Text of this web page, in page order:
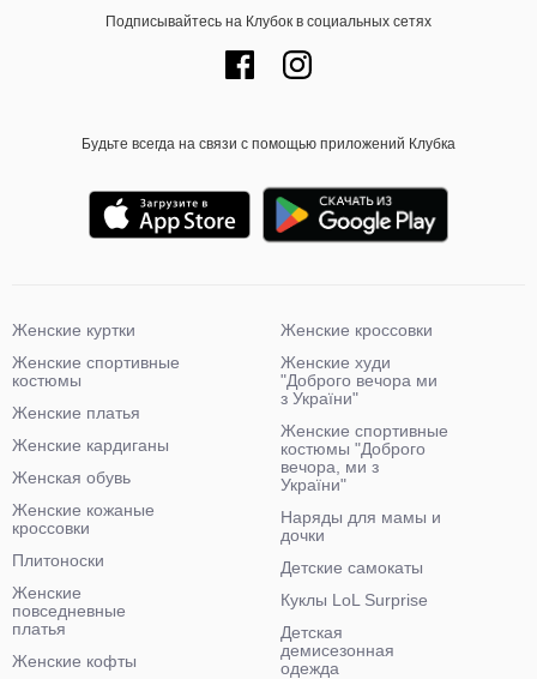
Подписывайтесь на Клубок в социальных сетях
Будьте всегда на связи с помощью приложений Клубка
Женские куртки
Женские спортивные
костюмы
Женские платья
Женские кардиганы
Женская обувь
Женские кожаные
кроссовки
Плитоноски
Женские
повседневные
платья
Женские кофты
Женские кроссовки
Женские худи
"Доброго вечора ми
з України"
Женские спортивные
костюмы "Доброго
вечора, ми з
України"
Наряды для мамы и
дочки
Детские самокаты
Куклы LoL Surprise
Детская
демисезонная
одежда